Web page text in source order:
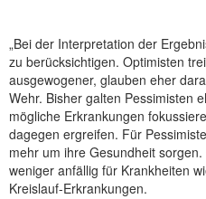
„Bei der Interpretation der
zu berücksichtigen. Optimisten
ausgewogener, glauben eher
Wehr. Bisher galten Pessimisten
mögliche Erkrankungen
dagegen ergreifen. Für
mehr um ihre Gesundheit
weniger anfällig für Krankheiten
Kreislauf-Erkrankungen.